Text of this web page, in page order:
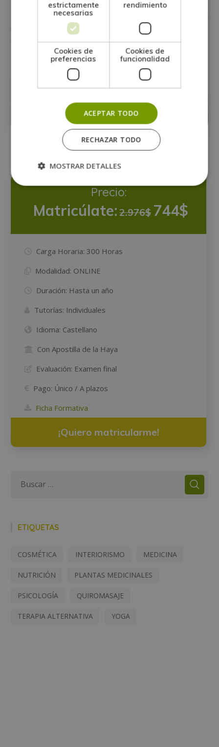
Maestría Internacional en Monitor de
Yoga Infantil
Matricúlate:
Precio:
Matricúlate:2.976$ 744$
Carga Horaria: 300 Horas
Modalidad: ONLINE
Duración: Hasta un año
Tutorías: Individuales
Idioma: Castellano
Con Apostilla de la Haya
Evaluación: Examen final
Pago: Único / A plazos
Ficha Formativa
¡Quiero matricularme!
ETIQUETAS
COSMÉTICA INTERIORISMO MEDICINA
NUTRICIÓN PLANTAS MEDICINALES
PSICOLOGÍA QUIROMASAJE
TERAPIA ALTERNATIVA YOGA
estrictamente
necesarias
rendimiento
Cookies de
preferencias
Cookies de
funcionalidad
ACEPTAR TODO
RECHAZAR TODO
MOSTRAR DETALLES